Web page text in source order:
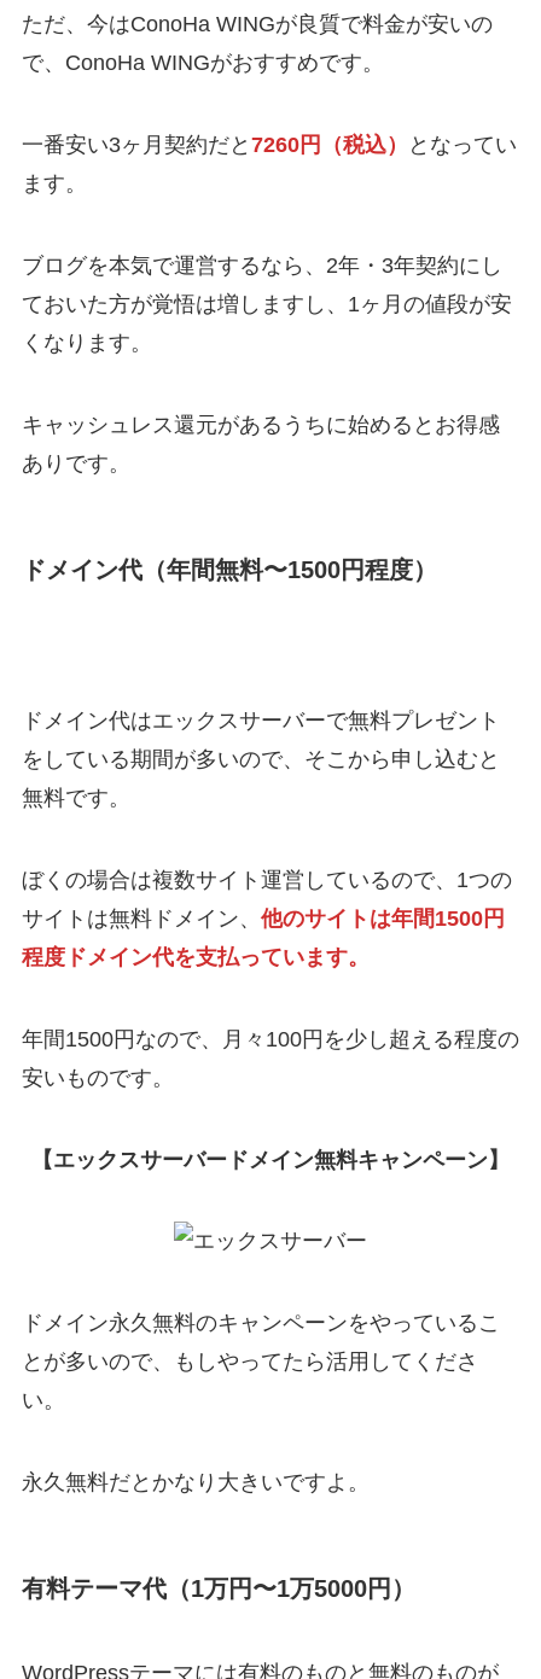
ただ、今はConoHa WINGが良質で料金が安いの
で、ConoHa WINGがおすすめです。
一番安い3ヶ月契約だと 7260円（税込）
となってい
ます。
ブログを本気で運営するなら、2年・3年契約にし
ておいた方が覚悟は増しますし、1ヶ月の値段が安
くなります。
キャッシュレス還元があるうちに始めるとお得感
ありです。
ドメイン代（年間無料〜1500円程度）
ドメイン代はエックスサーバーで無料プレゼント
をしている期間が多いので、そこから申し込むと
無料です。
ぼくの場合は複数サイト運営しているので、1つの
サイトは無料ドメイン、 他のサイトは年間1500円
程度ドメイン代を支払っています。
年間1500円なので、月々100円を少し超える程度の
安いものです。
【エックスサーバードメイン無料キャンペーン】
ドメイン永久無料のキャンペーンをやっているこ
とが多いので、もしやってたら活用してくださ
い。
永久無料だとかなり大きいですよ。
有料テーマ代（1万円〜1万5000円）
WordPressテーマには有料のものと無料のものが